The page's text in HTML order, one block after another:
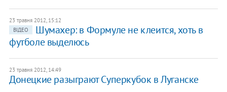
23 травня 2012, 15:12
ВІДЕО
Шумахер: в Формуле не клеится, хоть в
футболе выделюсь
23 травня 2012, 14:49
Донецкие разыграют Суперкубок в Луганске